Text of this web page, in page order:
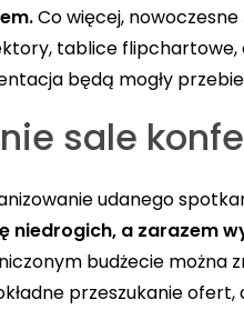
Co więcej, nowoczesne
tablice flipchartowe,
będą mogły
sale
udanego
niedrogich, a zarazem
budżecie można
przeszukanie